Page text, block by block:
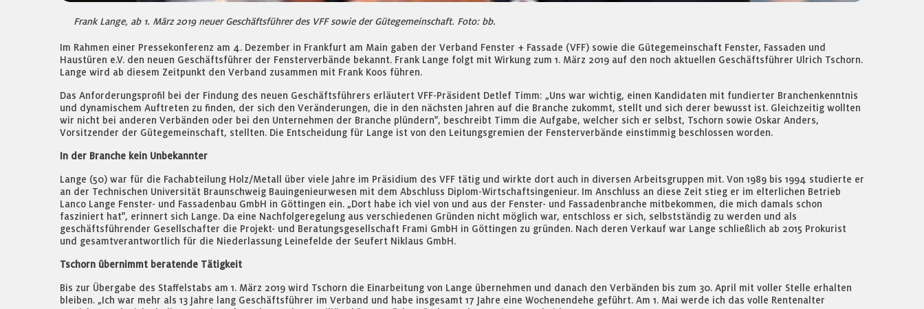
Frank Lange, ab 1. März 2019 neuer Geschäftsführer des VFF sowie der Gütegemeinschaft. Foto: bb.
Im Rahmen einer Pressekonferenz am 4. Dezember in Frankfurt am Main gaben der Verband Fenster + Fassade (VFF) sowie die Gütegemeinschaft Fenster, Fassaden und
Haustüren e.V. den neuen Geschäftsführer der Fensterverbände bekannt. Frank Lange folgt mit Wirkung zum 1. März 2019 auf den noch aktuellen Geschäftsführer Ulrich Tschorn.
Lange wird ab diesem Zeitpunkt den Verband zusammen mit Frank Koos führen.
Das Anforderungsprofil bei der Findung des neuen Geschäftsführers erläutert VFF-Präsident Detlef Timm: „Uns war wichtig, einen Kandidaten mit fundierter Branchenkenntnis
und dynamischem Auftreten zu finden, der sich den Veränderungen, die in den nächsten Jahren auf die Branche zukommt, stellt und sich derer bewusst ist. Gleichzeitig wollten
wir nicht bei anderen Verbänden oder bei den Unternehmen der Branche plündern", beschreibt Timm die Aufgabe, welcher sich er selbst, Tschorn sowie Oskar Anders,
Vorsitzender der Gütegemeinschaft, stellten. Die Entscheidung für Lange ist von den Leitungsgremien der Fensterverbände einstimmig beschlossen worden.
In der Branche kein Unbekannter
Lange (50) war für die Fachabteilung Holz/Metall über viele Jahre im Präsidium des VFF tätig und wirkte dort auch in diversen Arbeitsgruppen mit. Von 1989 bis 1994 studierte er
an der Technischen Universität Braunschweig Bauingenieurwesen mit dem Abschluss Diplom-Wirtschaftsingenieur. Im Anschluss an diese Zeit stieg er im elterlichen Betrieb
Lanco Lange Fenster- und Fassadenbau GmbH in Göttingen ein. „Dort habe ich viel von und aus der Fenster- und Fassadenbranche mitbekommen, die mich damals schon
fasziniert hat", erinnert sich Lange. Da eine Nachfolgeregelung aus verschiedenen Gründen nicht möglich war, entschloss er sich, selbstständig zu werden und als
geschäftsführender Gesellschafter die Projekt- und Beratungsgesellschaft Frami GmbH in Göttingen zu gründen. Nach deren Verkauf war Lange schließlich ab 2015 Prokurist
und gesamtverantwortlich für die Niederlassung Leinefelde der Seufert Niklaus GmbH.
Tschorn übernimmt beratende Tätigkeit
Bis zur Übergabe des Staffelstabs am 1. März 2019 wird Tschorn die Einarbeitung von Lange übernehmen und danach den Verbänden bis zum 30. April mit voller Stelle erhalten
bleiben. „Ich war mehr als 13 Jahre lang Geschäftsführer im Verband und habe insgesamt 17 Jahre eine Wochenendehe geführt. Am 1. Mai werde ich das volle Rentenalter